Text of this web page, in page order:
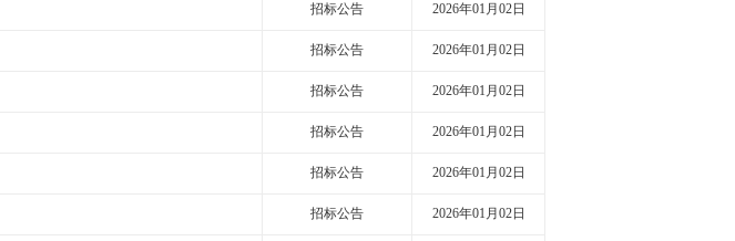
招标公告 2026年01月02日
招标公告 2026年01月02日
招标公告 2026年01月02日
招标公告 2026年01月02日
招标公告 2026年01月02日
招标公告 2026年01月02日